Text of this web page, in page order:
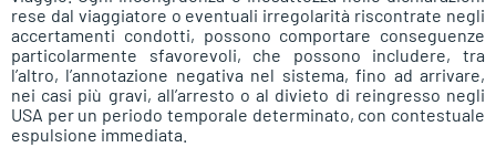
rese dal viaggiatore o eventuali irregolarità riscontrate negli
accertamenti condotti, possono comportare conseguenze
particolarmente sfavorevoli, che possono includere, tra
l’altro, l’annotazione negativa nel sistema, fino ad arrivare,
nei casi più gravi, all’arresto o al divieto di reingresso negli
USA per un periodo temporale determinato, con contestuale
espulsione immediata.